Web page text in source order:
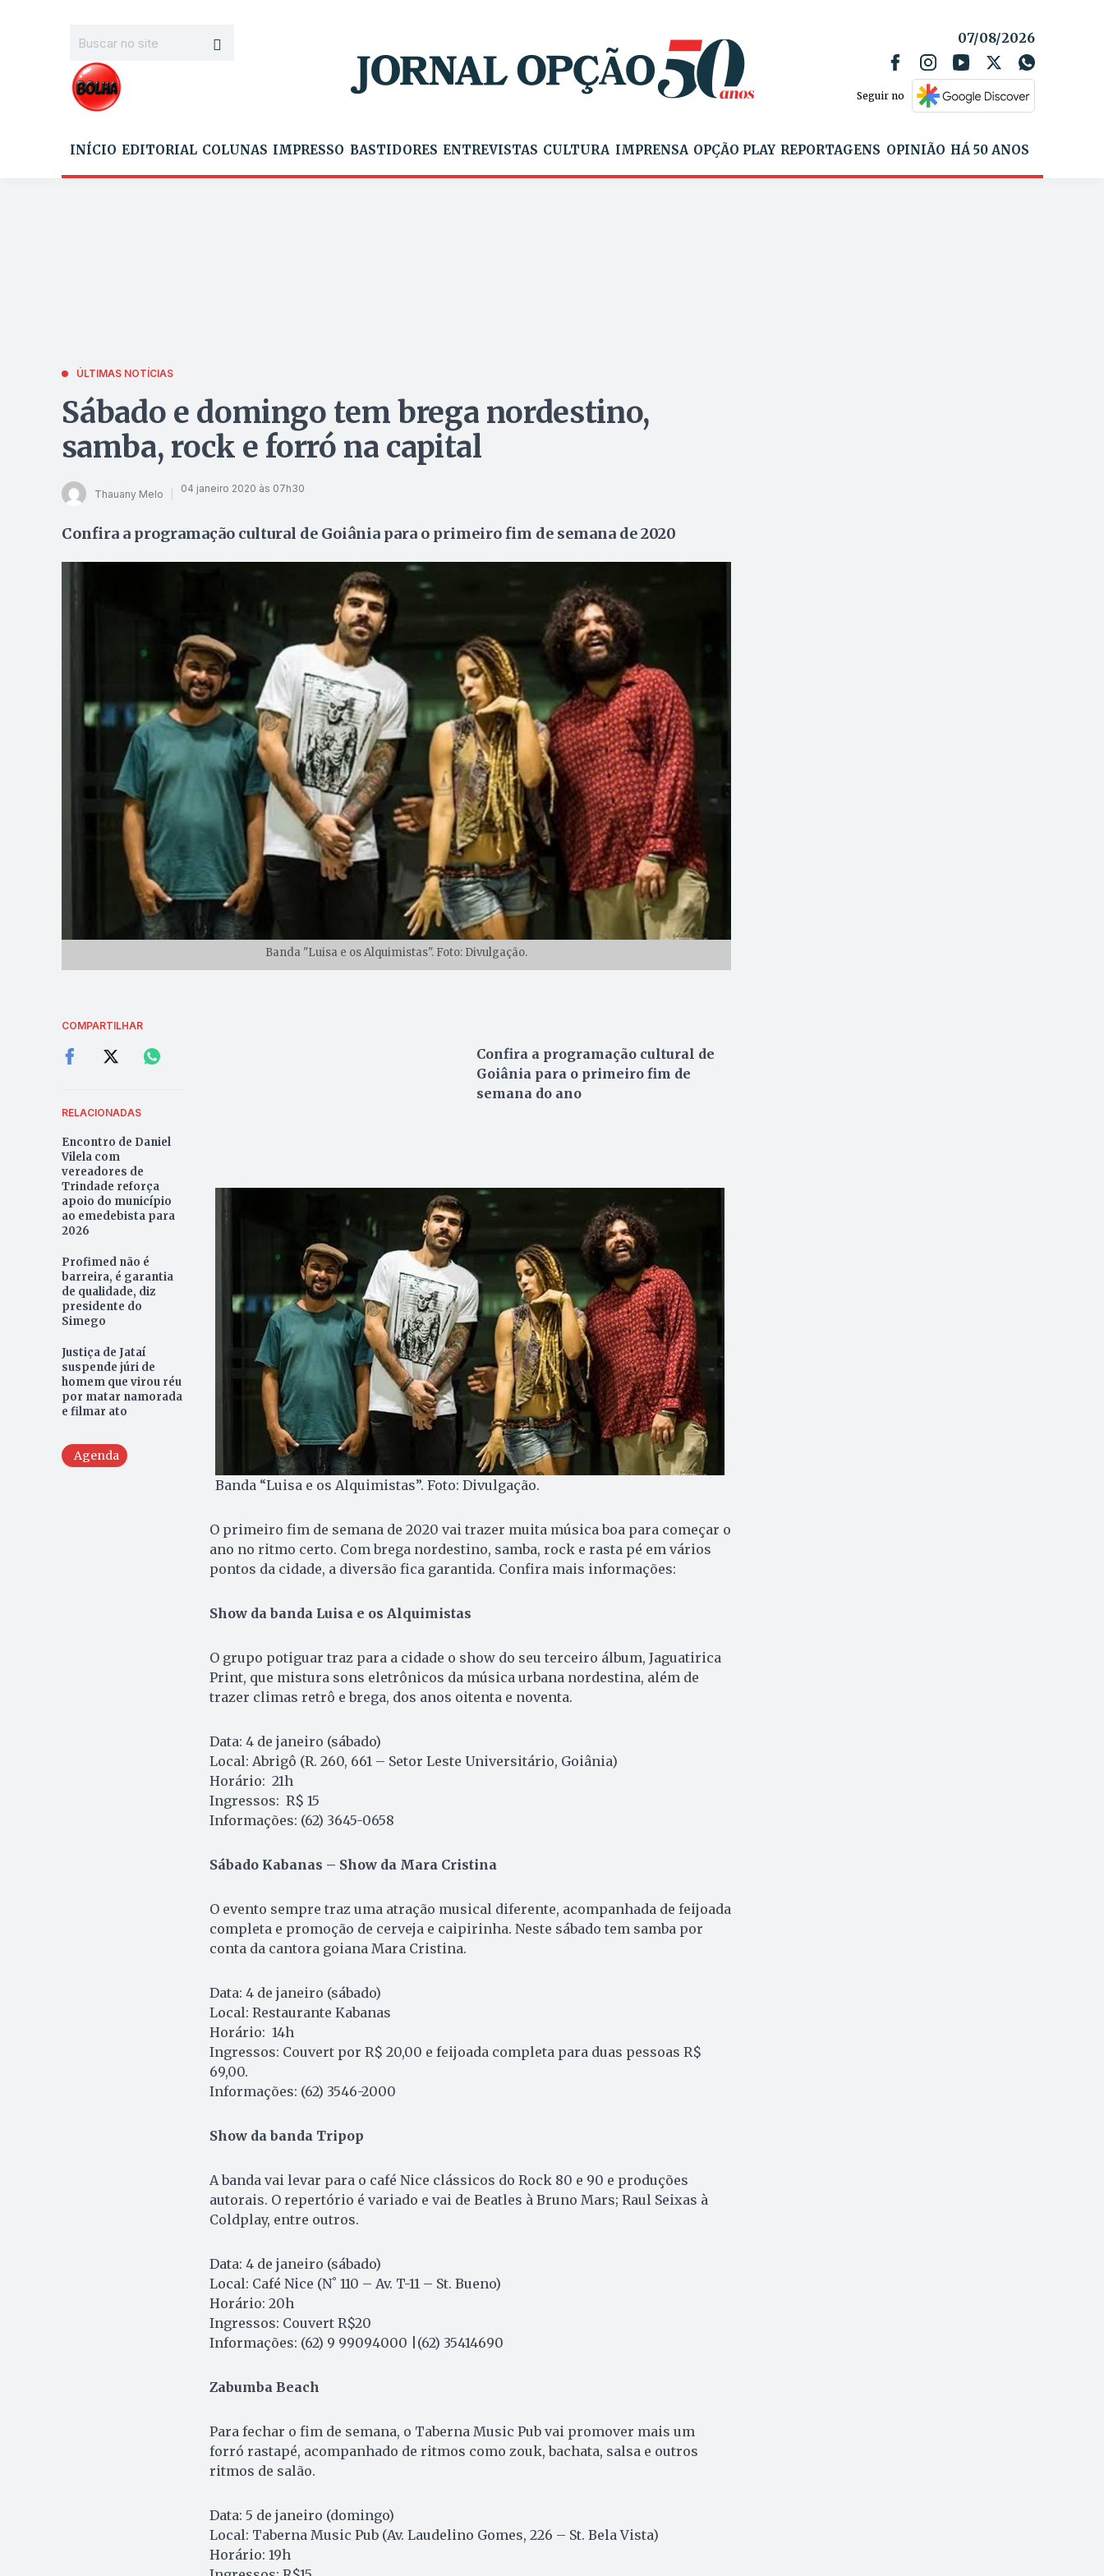
07/08/2026
Seguir no
INÍCIO EDITORIAL COLUNAS IMPRESSO BASTIDORES ENTREVISTAS CULTURA IMPRENSA OPÇÃO PLAY REPORTAGENS OPINIÃO HÁ 50 ANOS
ÚLTIMAS NOTÍCIAS
Sábado e domingo tem brega nordestino,
samba, rock e forró na capital
Thauany Melo 04 janeiro 2020 às 07h30
Confira a programação cultural de Goiânia para o primeiro fim de semana de 2020
Banda "Luisa e os Alquimistas". Foto: Divulgação.
COMPARTILHAR
RELACIONADAS
Encontro de Daniel
Vilela com
vereadores de
Trindade reforça
apoio do município
ao emedebista para
2026
Profimed não é
barreira, é garantia
de qualidade, diz
presidente do
Simego
Justiça de Jataí
suspende júri de
homem que virou réu
por matar namorada
e filmar ato
Agenda
Confira a programação cultural de
Goiânia para o primeiro fim de
semana do ano
Banda “Luisa e os Alquimistas”. Foto: Divulgação.
O primeiro fim de semana de 2020 vai trazer muita música boa para começar o
ano no ritmo certo. Com brega nordestino, samba, rock e rasta pé em vários
pontos da cidade, a diversão fica garantida. Confira mais informações:
Show da banda Luisa e os Alquimistas
O grupo potiguar traz para a cidade o show do seu terceiro álbum, Jaguatirica
Print, que mistura sons eletrônicos da música urbana nordestina, além de
trazer climas retrô e brega, dos anos oitenta e noventa.
Data: 4 de janeiro (sábado)
Local: Abrigô (R. 260, 661 – Setor Leste Universitário, Goiânia)
Horário: 21h
Ingressos: R$ 15
Informações: (62) 3645-0658
Sábado Kabanas – Show da Mara Cristina
O evento sempre traz uma atração musical diferente, acompanhada de feijoada
completa e promoção de cerveja e caipirinha. Neste sábado tem samba por
conta da cantora goiana Mara Cristina.
Data: 4 de janeiro (sábado)
Local: Restaurante Kabanas
Horário: 14h
Ingressos: Couvert por R$ 20,00 e feijoada completa para duas pessoas R$
69,00.
Informações: (62) 3546-2000
Show da banda Tripop
A banda vai levar para o café Nice clássicos do Rock 80 e 90 e produções
autorais. O repertório é variado e vai de Beatles à Bruno Mars; Raul Seixas à
Coldplay, entre outros.
Data: 4 de janeiro (sábado)
Local: Café Nice (N˚ 110 – Av. T-11 – St. Bueno)
Horário: 20h
Ingressos: Couvert R$20
Informações: (62) 9 99094000 |(62) 35414690
Zabumba Beach
Para fechar o fim de semana, o Taberna Music Pub vai promover mais um
forró rastapé, acompanhado de ritmos como zouk, bachata, salsa e outros
ritmos de salão.
Data: 5 de janeiro (domingo)
Local: Taberna Music Pub (Av. Laudelino Gomes, 226 – St. Bela Vista)
Horário: 19h